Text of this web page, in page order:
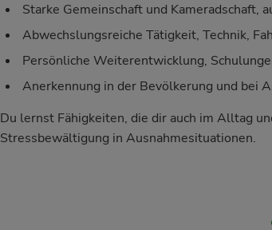
Starke Gemeinschaft und Kameradschaft,
Abwechslungsreiche Tätigkeit, Technik,
Persönliche Weiterentwicklung,
Anerkennung in der Bevölkerung und bei
Du lernst Fähigkeiten, die dir auch im Alltag
Stressbewältigung in Ausnahmesituationen.